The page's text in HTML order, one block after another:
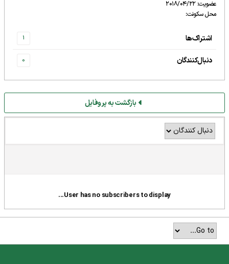
عضویت: 2018/04/22
محل سکونت:
اشتراک‌ها 1
دنبال‌کنندگان 0
بازگشت به پروفایل
User has no subscribers to display...